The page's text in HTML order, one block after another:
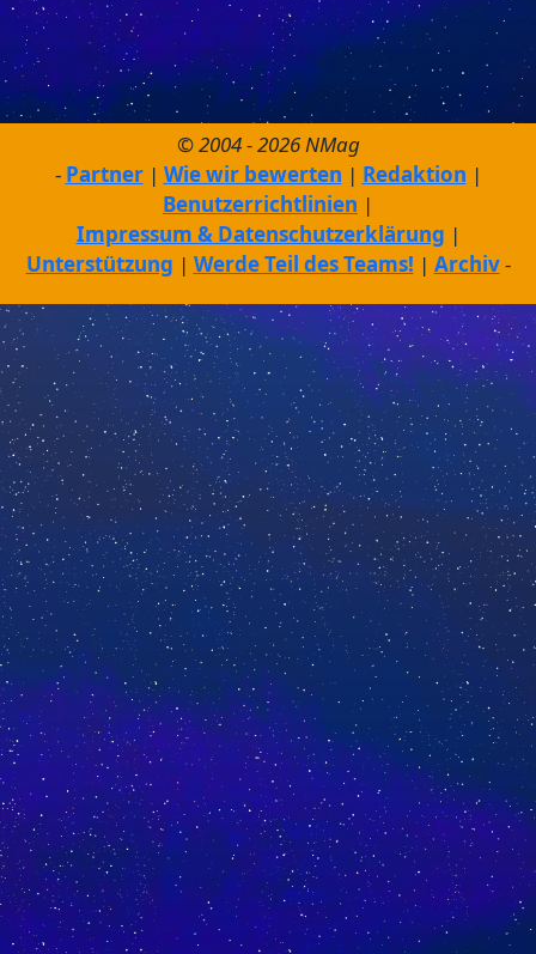
© 2004 - 2026 NMag
Partner
Wie wir bewerten
Redaktion
Benutzerrichtlinien
Impressum & Datenschutzerklärung
Unterstützung
Werde Teil des Teams! Archiv